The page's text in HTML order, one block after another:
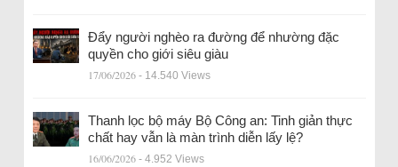
Đẩy người nghèo ra đường để nhường đặc
quyền cho giới siêu giàu
17/06/2026 - 14.540 Views
Thanh lọc bộ máy Bộ Công an: Tinh giản thực
chất hay vẫn là màn trình diễn lấy lệ?
16/06/2026 - 4.952 Views